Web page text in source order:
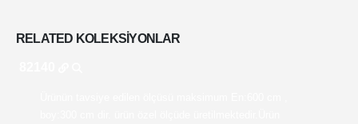
RELATED KOLEKSIYONLAR